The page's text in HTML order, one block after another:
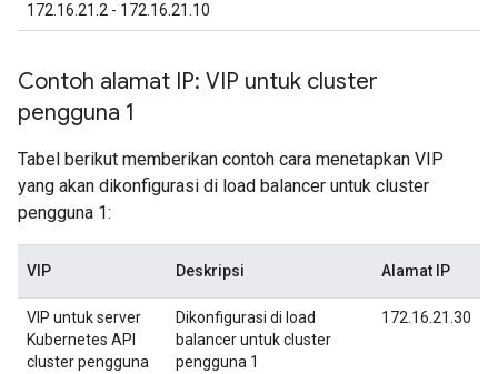
172.16.21.2 - 172.16.21.10
Contoh alamat IP: VIP untuk cluster
pengguna 1
Tabel berikut memberikan contoh cara menetapkan VIP
yang akan dikonfigurasi di load balancer untuk cluster
pengguna 1:
VIP Deskripsi Alamat IP
VIP untuk server
Kubernetes API
cluster pengguna
Dikonfigurasi di load
balancer untuk cluster
pengguna 1
172.16.21.30